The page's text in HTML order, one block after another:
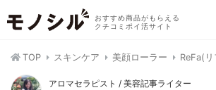
おすすめ商品がもらえる
クチコミポイ活サイト
TOP スキンケア 美顔ローラー ReFa(
アロマセラピスト / 美容記事ライター